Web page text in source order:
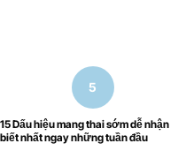
15 Dấu hiệu mang thai sớm dễ nhận
biết nhất ngay những tuần đầu